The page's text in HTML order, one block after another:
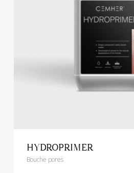
HYDROPRIMER
Bouche pores